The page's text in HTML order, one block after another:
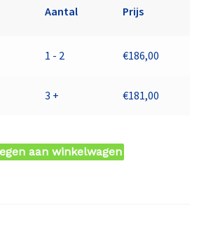
Aantal Prijs
1 - 2 €186,00
3 + €181,00
aan winkelwagen